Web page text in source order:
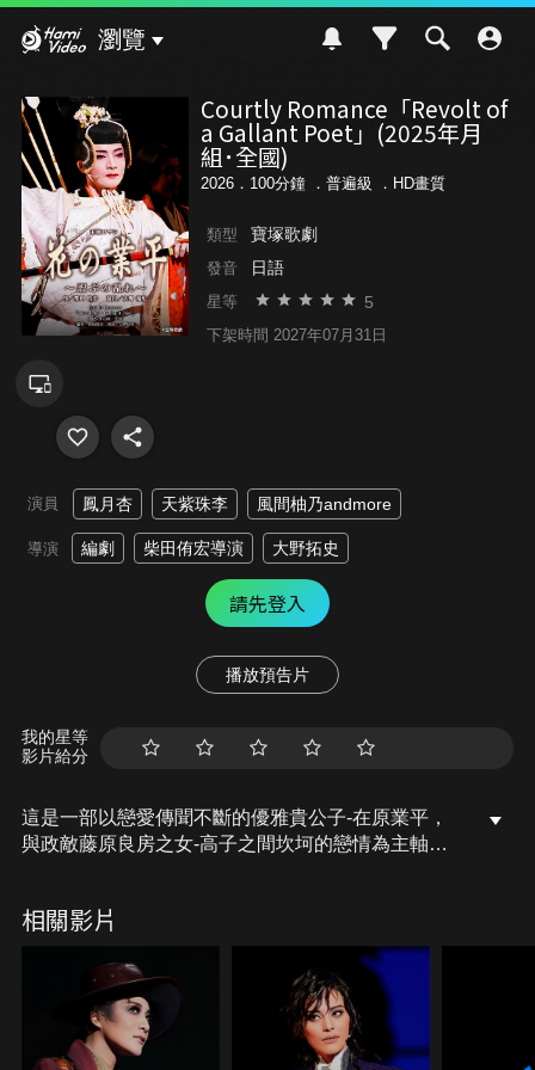
瀏覽
Courtly Romance「Revolt of
a Gallant Poet」(2025年月
組･全國)
2026．100分鐘 ． 普遍級 ．HD畫質
類型 寶塚歌劇
發音 日語
星等 5
下架時間 2027年07月31日
演員 鳳月杏 天紫珠李 風間柚乃andmore
導演 編劇 柴田侑宏導演 大野拓史
請先登入
播放預告片
我的星等
影片給分
這是一部以戀愛傳聞不斷的優雅貴公子-在原業平，
與政敵藤原良房之女-高子之間坎坷的戀情為主軸，
在現代重繪，作為一部充滿雄心的作品於2001年首
演，其強烈卻又無奈的戀情模樣感動了無數觀眾。這
部名作現在終於迎來了萬眾期待的復刻。平安時代初
期，京都。在原業平(鳳月杏)是位以卓越歌才與俊美
外貌聞名遐邇的朝廷公子。這位當代第一的貴公子，
其心之所向的，是宮中掌握實權的藤原氏千金—藤原
相關影片